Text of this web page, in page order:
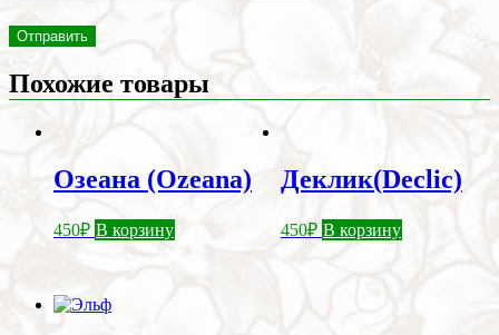
Похожие товары
Озеана (Ozeana)
450₽ В корзину
Деклик(Declic)
450₽ В корзину